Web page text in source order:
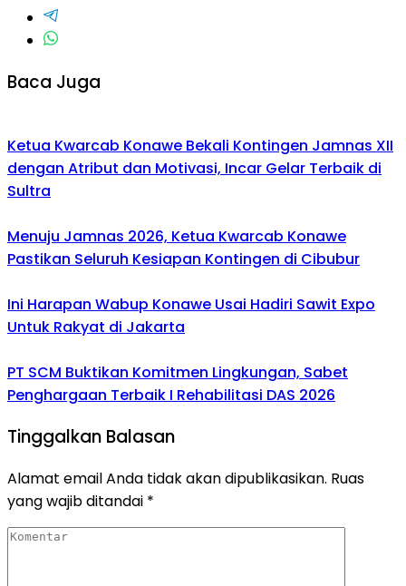
Baca Juga
Ketua Kwarcab Konawe Bekali Kontingen Jamnas XII
dengan Atribut dan Motivasi, Incar Gelar Terbaik di
Sultra
Menuju Jamnas 2026, Ketua Kwarcab Konawe
Pastikan Seluruh Kesiapan Kontingen di Cibubur
Ini Harapan Wabup Konawe Usai Hadiri Sawit Expo
Untuk Rakyat di Jakarta
PT SCM Buktikan Komitmen Lingkungan, Sabet
Penghargaan Terbaik I Rehabilitasi DAS 2026
Tinggalkan Balasan
Alamat email Anda tidak akan dipublikasikan. Ruas
yang wajib ditandai *